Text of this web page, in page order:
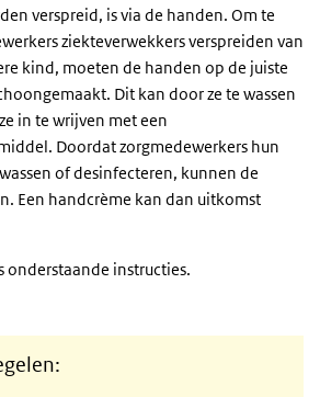
verspreid, is via de handen. Om te
ziekteverwekkers verspreiden van
kind, moeten de handen op de juiste
Dit kan door ze te wassen
in te wrijven met een
Doordat zorgmedewerkers hun
of desinfecteren, kunnen de
Een handcrème kan dan uitkomst
onderstaande instructies.